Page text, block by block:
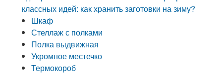
классных идей: как хранить заготовки на зиму?
Шкаф
Стеллаж с полками
Полка выдвижная
Укромное местечко
Термокороб